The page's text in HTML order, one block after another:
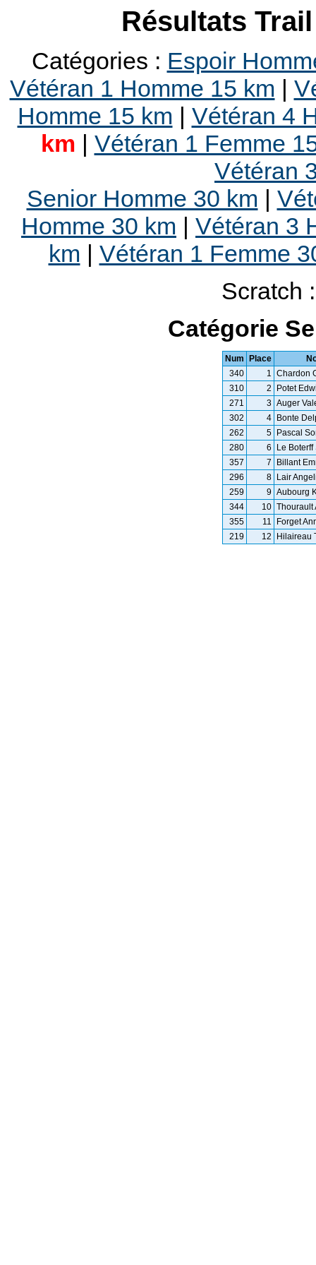
Résultats
Catégories : Espoir
Vétéran 1 Homme 15 km |
Homme 15 km | Vétéran 4
km | Vétéran 1 Femme
Vétéran
Senior Homme 30 km |
Homme 30 km | Vétéran 3
km | Vétéran 1 Femme
Scratch
Catégorie
Num Place
340
1
Chardon
310
2
Potet
271
3 Auger
302
4 Bonte
262
5 Pascal
280
6
Le
357
7
Billant
296
8 Lair
259
9 Aubourg
344
10 Thourault
355
11
Forget
219
12 Hilaireau